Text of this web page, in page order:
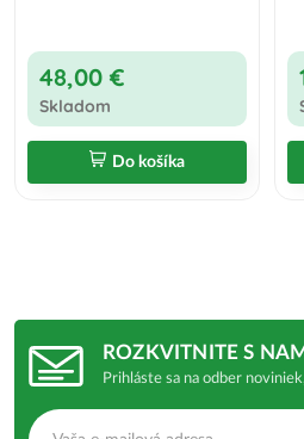
48,00 €
Skladom
Do košíka
ROZKVITNITE S
Prihláste sa na odber